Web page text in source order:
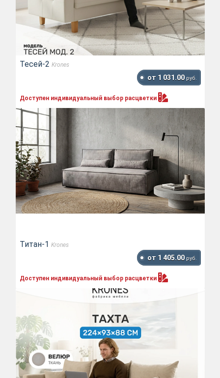
Тесей-2 Krones
от 1 031.00 руб.
Доступен индивидуальный выбор расцветки
Титан-1 Krones
от 1 405.00 руб.
Доступен индивидуальный выбор расцветки